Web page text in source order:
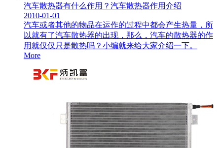
汽车散热器有什么作用？汽车散热器作用介绍
2010-01-01
汽车或者其他的物品在运作的过程中都会产生热量，所
以就有了汽车散热器的出现，那么，汽车的散热器的作
用就仅仅只是散热吗？小编就来给大家介绍一下。
More